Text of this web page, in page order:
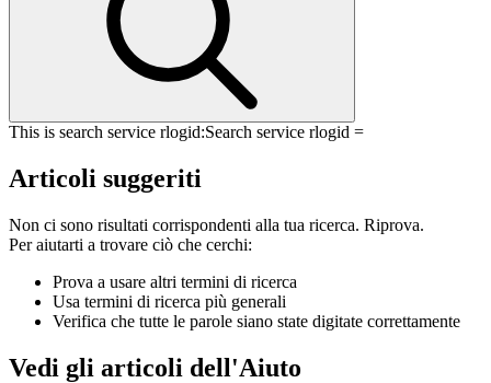
This is search service rlogid:Search service rlogid =
Articoli suggeriti
Non ci sono risultati corrispondenti alla tua ricerca. Riprova.
Per aiutarti a trovare ciò che cerchi:
Prova a usare altri termini di ricerca
Usa termini di ricerca più generali
Verifica che tutte le parole siano state digitate correttamente
Vedi gli articoli dell'Aiuto